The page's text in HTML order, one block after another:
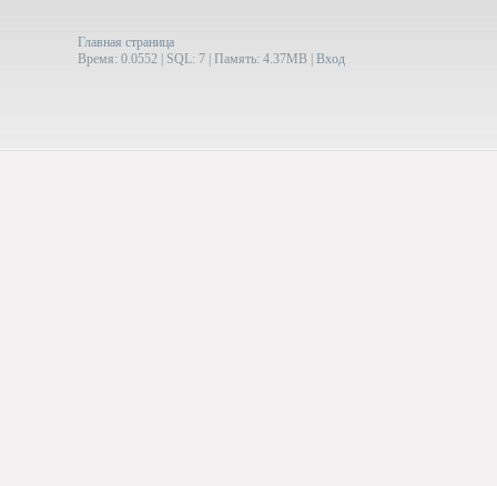
Главная страница
Время: 0.0552 | SQL: 7 | Память: 4.37MB Вход